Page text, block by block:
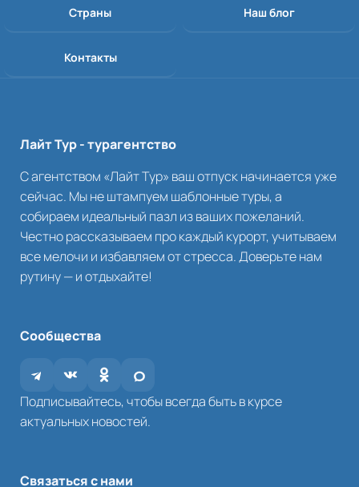
Страны Наш блог
Контакты
Лайт Тур - турагентство
С агентством «Лайт Тур» ваш отпуск начинается уже
сейчас. Мы не штампуем шаблонные туры, а
собираем идеальный пазл из ваших пожеланий.
Честно рассказываем про каждый курорт, учитываем
все мелочи и избавляем от стресса. Доверьте нам
рутину — и отдыхайте!
Сообщества
Подписывайтесь, чтобы всегда быть в курсе
актуальных новостей.
Связаться с нами